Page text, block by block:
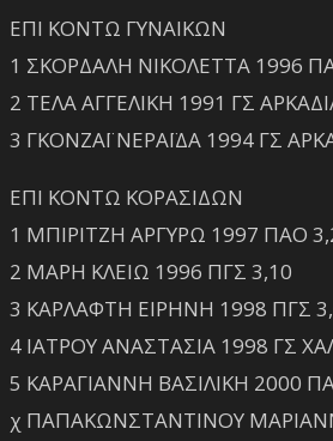
ΕΠΙ ΚΟΝΤΩ ΓΥΝΑΙΚΩΝ
1 ΣΚΟΡΔΑΛΗ ΝΙΚΟΛΕΤΤΑ 1996
2 ΤΕΛΑ ΑΓΓΕΛΙΚΗ 1991 ΓΣ
3 ΓΚΟΝΖΑΪ ΝΕΡΑΪΔΑ 1994 ΓΣ
ΕΠΙ ΚΟΝΤΩ ΚΟΡΑΣΙΔΩΝ
1 ΜΠΙΡΙΤΖΗ ΑΡΓΥΡΩ 1997 ΠΑΟ
2 ΜΑΡΗ ΚΛΕΙΩ 1996 ΠΓΣ 3,10
3 ΚΑΡΛΑΦΤΗ ΕΙΡΗΝΗ 1998 ΠΓΣ
4 ΙΑΤΡΟΥ ΑΝΑΣΤΑΣΙΑ 1998 ΓΣ
5 ΚΑΡΑΓΙΑΝΝΗ ΒΑΣΙΛΙΚΗ 2000
χ ΠΑΠΑΚΩΝΣΤΑΝΤΙΝΟΥ